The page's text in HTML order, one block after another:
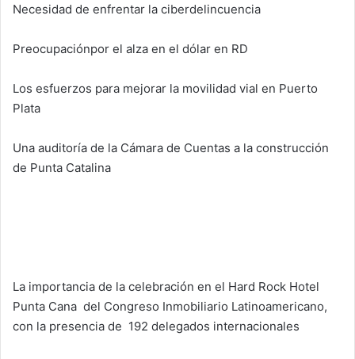
Necesidad de enfrentar la ciberdelincuencia
Preocupaciónpor el alza en el dólar en RD
Los esfuerzos para mejorar la movilidad vial en Puerto
Plata
Una auditoría de la Cámara de Cuentas a la construcción
de Punta Catalina
La importancia de la celebración en el Hard Rock Hotel
Punta Cana del Congreso Inmobiliario Latinoamericano,
con la presencia de 192 delegados internacionales